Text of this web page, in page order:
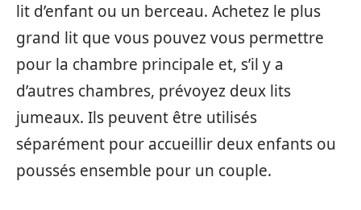
lit d’enfant ou un berceau. Achetez le plus
grand lit que vous pouvez vous permettre
pour la chambre principale et, s’il y a
d’autres chambres, prévoyez deux lits
jumeaux. Ils peuvent être utilisés
séparément pour accueillir deux enfants ou
poussés ensemble pour un couple.